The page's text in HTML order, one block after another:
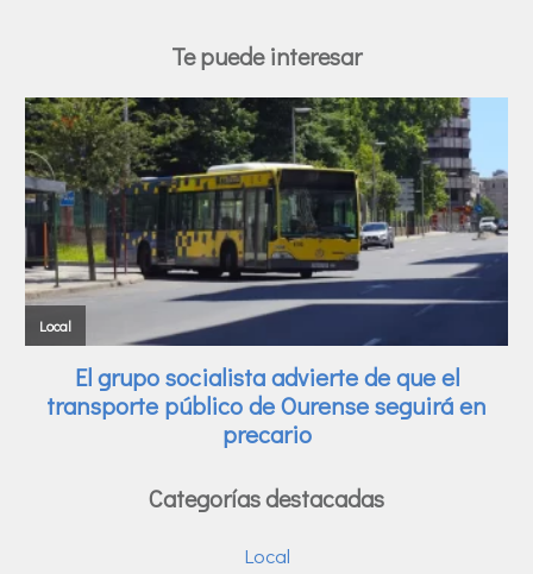
Te puede interesar
Categorías destacadas
Local